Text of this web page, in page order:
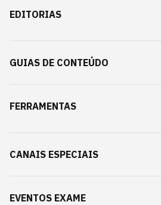
EDITORIAS
GUIAS DE CONTEÚDO
FERRAMENTAS
CANAIS ESPECIAIS
EVENTOS EXAME